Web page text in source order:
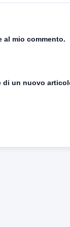
al mio commento.
di un nuovo